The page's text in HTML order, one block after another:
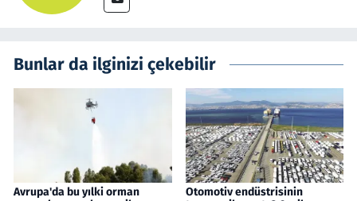
Bunlar da ilginizi çekebilir
Avrupa'da bu yılki orman
Otomotiv endüstrisinin